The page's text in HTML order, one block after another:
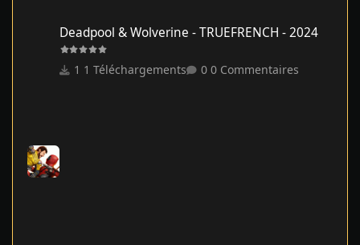
Deadpool & Wolverine - TRUEFRENCH - 2024
1 Téléchargements 0 Commentaires